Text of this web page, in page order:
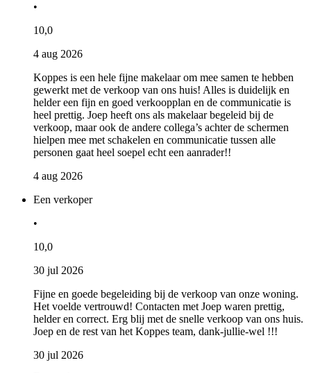
•
10,0
4 aug 2026
Koppes is een hele fijne makelaar om mee samen te hebben
gewerkt met de verkoop van ons huis! Alles is duidelijk en
helder een fijn en goed verkoopplan en de communicatie is
heel prettig. Joep heeft ons als makelaar begeleid bij de
verkoop, maar ook de andere collega’s achter de schermen
hielpen mee met schakelen en communicatie tussen alle
personen gaat heel soepel echt een aanrader!!
4 aug 2026
Een verkoper
•
10,0
30 jul 2026
Fijne en goede begeleiding bij de verkoop van onze woning.
Het voelde vertrouwd! Contacten met Joep waren prettig,
helder en correct. Erg blij met de snelle verkoop van ons huis.
Joep en de rest van het Koppes team, dank-jullie-wel !!!
30 jul 2026